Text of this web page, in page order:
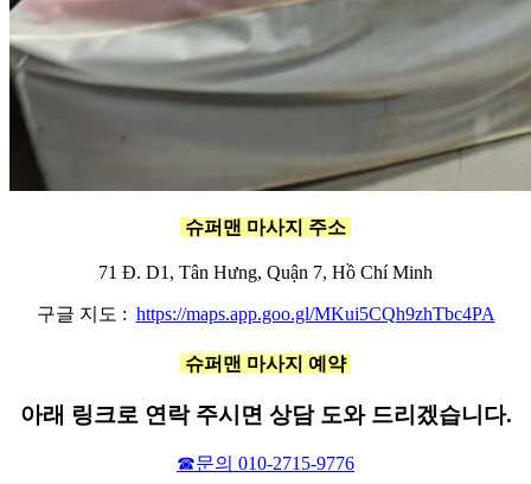
슈퍼맨 마사지 주소
71 Đ. D1, Tân Hưng, Quận 7, Hồ Chí Minh
구글 지도 : https://maps.app.goo.gl/MKui5CQh9zhTbc4PA
슈퍼맨 마사지 예약
아래 링크로 연락 주시면 상담 도와 드리겠습니다.
☎문의 010-2715-9776